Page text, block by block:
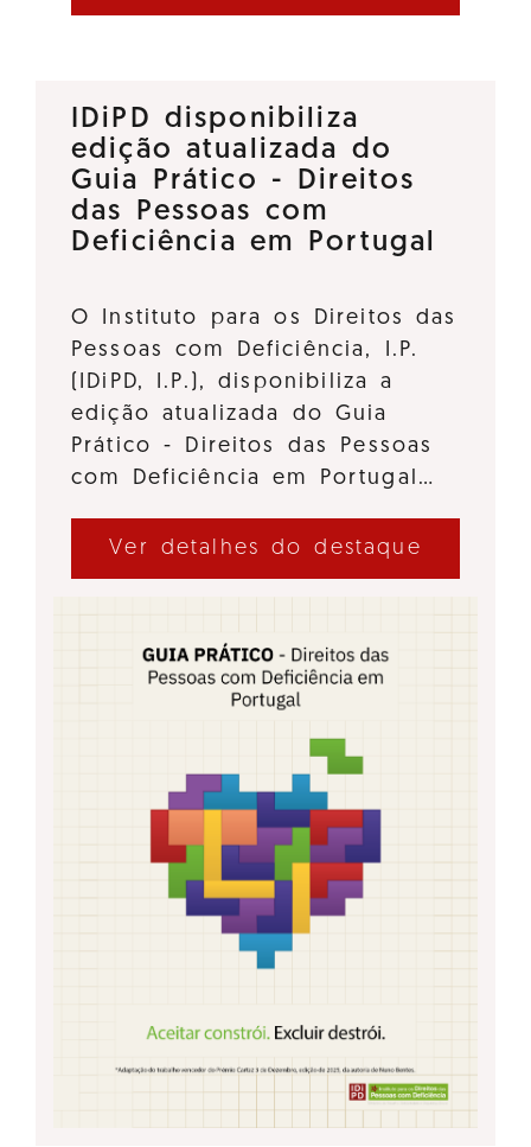
IDiPD disponibiliza
edição atualizada do
Guia Prático - Direitos
das Pessoas com
Deficiência em Portugal
O Instituto para os Direitos das
Pessoas com Deficiência, I.P.
(IDiPD, I.P.), disponibiliza a
edição atualizada do Guia
Prático - Direitos das Pessoas
com Deficiência em Portugal…
Ver detalhes do destaque